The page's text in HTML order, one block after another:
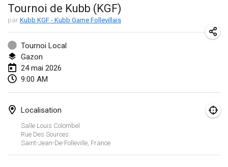
Tournoi de Kubb (KGF)
par Kubb KGF - Kubb Game Follevillais
Tournoi Local
Gazon
24 mai 2026
9:00 AM
Localisation
Salle Louis Colombel
Rue Des Sources
Saint-Jean-De-Folleville, France
17 janv. 2026|États-Unis
Winterkubb
25 janv. 2026
mars 2026
Winter Kubb Mött
Spring Has Sprung
7 mars 2026|États-Unis